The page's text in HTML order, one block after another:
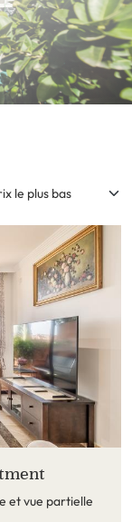
et vue partielle